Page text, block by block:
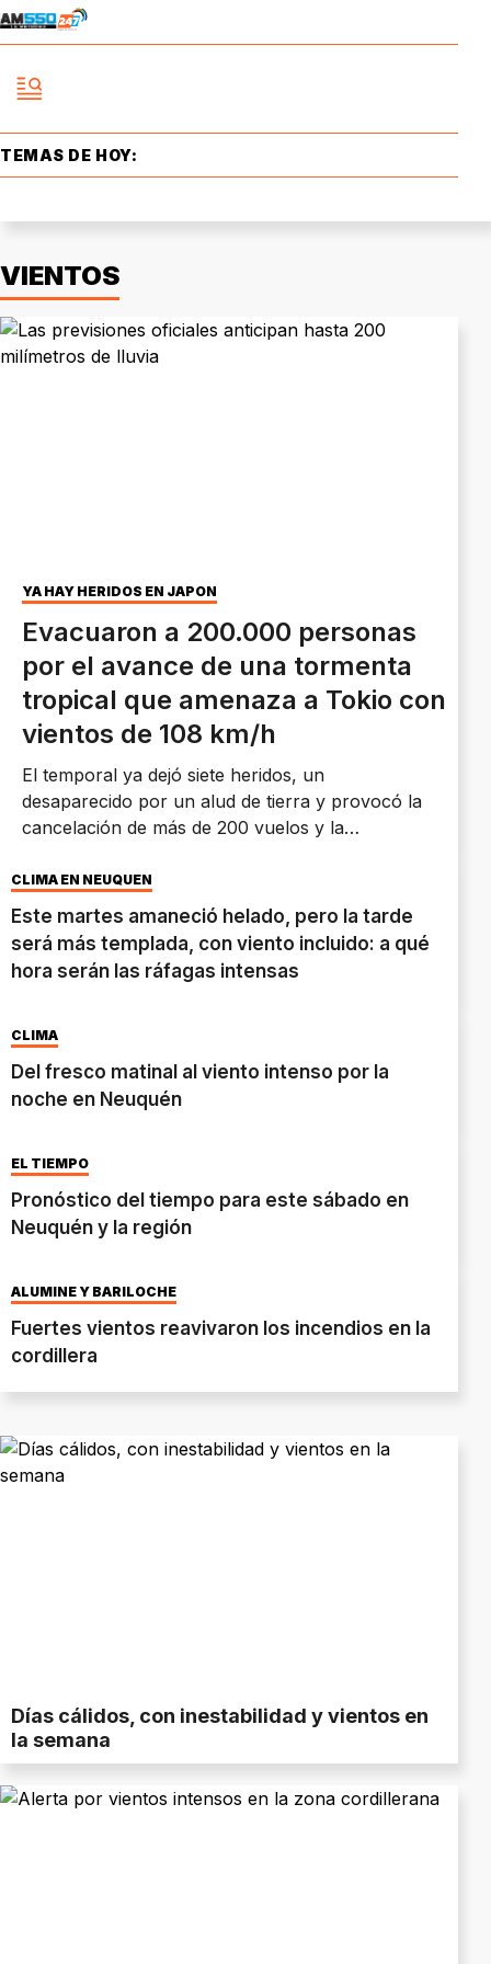
TEMAS DE HOY:
VIENTOS
YA HAY HERIDOS EN JAPÓN
Evacuaron a 200.000 personas
por el avance de una tormenta
tropical que amenaza a Tokio con
vientos de 108 km/h
El temporal ya dejó siete heridos, un
desaparecido por un alud de tierra y provocó la
cancelación de más de 200 vuelos y la
regiones.
CLIMA EN NEUQUÉN
Este martes amaneció helado, pero la tarde
será más templada, con viento incluido: a qué
hora serán las ráfagas intensas
CLIMA
Del fresco matinal al viento intenso por la
noche en Neuquén
EL TIEMPO
Pronóstico del tiempo para este sábado en
Neuquén y la región
ALUMINÉ Y BARILOCHE
Fuertes vientos reavivaron los incendios en la
cordillera
Días cálidos, con inestabilidad y vientos en
la semana